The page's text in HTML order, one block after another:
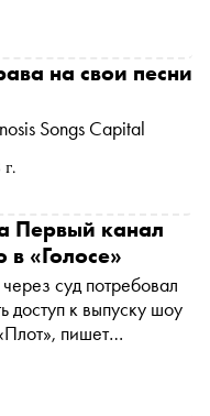
на свои песни
Songs Capital
Первый канал
в «Голосе»
суд потребовал
доступ к выпуску шоу
пишет
Semenov & Pevzner,